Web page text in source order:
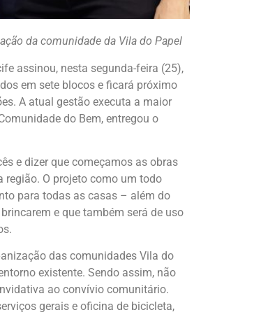
da comunidade da Vila do Papel
assinou, nesta segunda-feira (25),
em sete blocos e ficará próximo
A atual gestão executa a maior
do Bem, entregou o
e dizer que começamos as obras
O projeto como um todo
para todas as casas – além do
e que também será de uso
das comunidades Vila do
existente. Sendo assim, não
ao convívio comunitário.
gerais e oficina de bicicleta,